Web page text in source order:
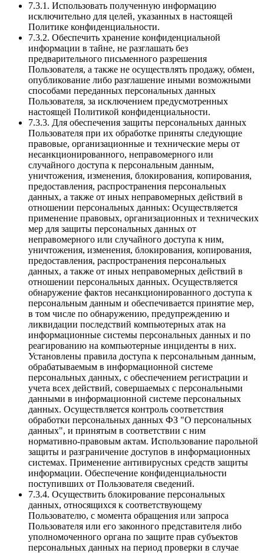
7.3.1. Использовать полученную информацию
исключительно для целей, указанных в настоящей
Политике конфиденциальности.
7.3.2. Обеспечить хранение конфиденциальной
информации в тайне, не разглашать без
предварительного письменного разрешения
Пользователя, а также не осуществлять продажу, обмен,
опубликование либо разглашение иными возможными
способами переданных персональных данных
Пользователя, за исключением предусмотренных
настоящей Политикой конфиденциальности.
7.3.3. Для обеспечения защиты персональных данных
Пользователя при их обработке приняты следующие
правовые, организационные и технические меры от
несанкционированного, неправомерного или
случайного доступа к персональным данным,
уничтожения, изменения, блокирования, копирования,
предоставления, распространения персональных
данных, а также от иных неправомерных действий в
отношении персональных данных: Осуществляется
применение правовых, организационных и технических
мер для защиты персональных данных от
неправомерного или случайного доступа к ним,
уничтожения, изменения, блокирования, копирования,
предоставления, распространения персональных
данных, а также от иных неправомерных действий в
отношении персональных данных. Осуществляется
обнаружение фактов несанкционированного доступа к
персональным данным и обеспечивается принятие мер,
в том числе по обнаружению, предупреждению и
ликвидации последствий компьютерных атак на
информационные системы персональных данных и по
реагированию на компьютерные инциденты в них.
Установлены правила доступа к персональным данным,
обрабатываемым в информационной системе
персональных данных, с обеспечением регистрации и
учета всех действий, совершаемых с персональными
данными в информационной системе персональных
данных. Осуществляется контроль соответствия
обработки персональных данных ФЗ "О персональных
данных", и принятым в соответствии с ним
нормативно-правовым актам. Использование парольной
защиты и разграничение доступов в информационных
системах. Применение антивирусных средств защиты
информации. Обеспечение конфиденциальности
поступивших от Пользователя сведений.
7.3.4. Осуществить блокирование персональных
данных, относящихся к соответствующему
Пользователю, с момента обращения или запроса
Пользователя или его законного представителя либо
уполномоченного органа по защите прав субъектов
персональных данных на период проверки в случае